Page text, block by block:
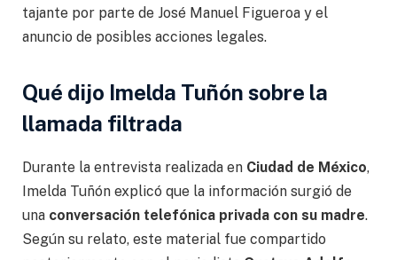
tajante por parte de José Manuel Figueroa y el
anuncio de posibles acciones legales.
Qué dijo Imelda Tuñón sobre la
llamada filtrada
Durante la entrevista realizada en Ciudad de México,
Imelda Tuñón explicó que la información surgió de
una conversación telefónica privada con su madre.
Según su relato, este material fue compartido